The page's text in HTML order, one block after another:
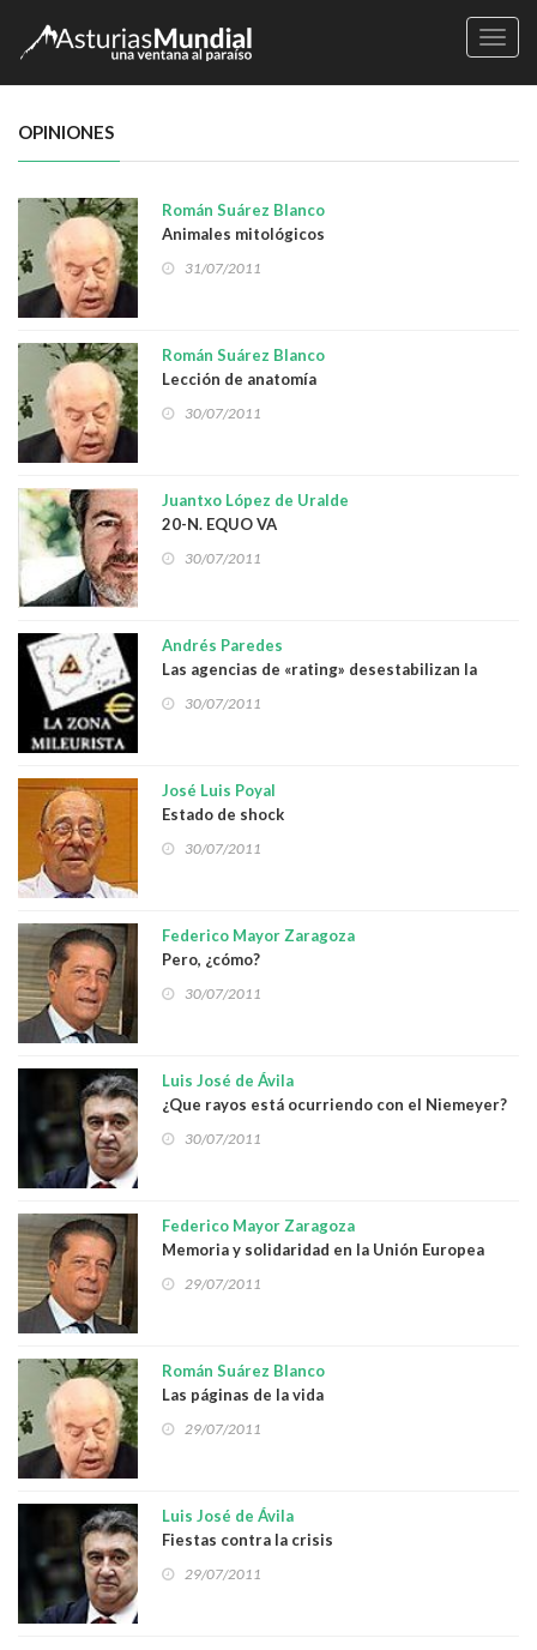
OPINIONES
Román Suárez Blanco
Animales mitológicos
31/07/2011
Román Suárez Blanco
Lección de anatomía
30/07/2011
Juantxo López de Uralde
20-N. EQUO VA
30/07/2011
Andrés Paredes
Las agencias de «rating» desestabilizan la
economía nacional
30/07/2011
José Luis Poyal
Estado de shock
30/07/2011
Federico Mayor Zaragoza
Pero, ¿cómo?
30/07/2011
Luis José de Ávila
¿Que rayos está ocurriendo con el Niemeyer?
30/07/2011
Federico Mayor Zaragoza
Memoria y solidaridad en la Unión Europea
29/07/2011
Román Suárez Blanco
Las páginas de la vida
29/07/2011
Luis José de Ávila
Fiestas contra la crisis
29/07/2011